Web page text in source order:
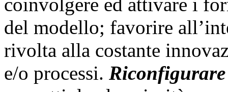
del modello; favorire
rivolta alla costante
e/o processi. Riconfigurare